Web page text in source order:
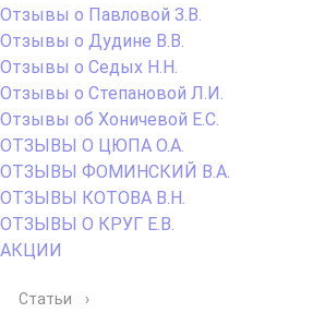
Отзывы о Павловой З.В.
Отзывы о Дудине В.В.
Отзывы о Седых Н.Н.
Отзывы о Степановой Л.И.
Отзывы об Хоничевой Е.С.
ОТЗЫВЫ О ЦЮПА О.А.
ОТЗЫВЫ ФОМИНСКИЙ В.А.
ОТЗЫВЫ КОТОВА В.Н.
ОТЗЫВЫ О КРУГ Е.В.
АКЦИИ
Статьи ›